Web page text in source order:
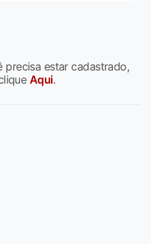
precisa estar cadastrado,
Aqui.